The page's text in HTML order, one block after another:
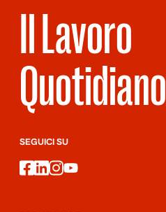
Il Lavoro
Quotidiano
SEGUICI SU
facebook
linkedin
instagram
youtube